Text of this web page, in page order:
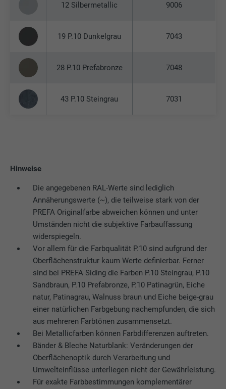
12 Silbermetallic 9006
19 P.10 Dunkelgrau 7043
28 P.10 Prefabronze 7048
43 P.10 Steingrau 7031
Hinweise
Die angegebenen RAL-Werte sind lediglich
Annäherungswerte (~), die teilweise stark von der
PREFA Originalfarbe abweichen können und unter
Umständen nicht die subjektive Farbauffassung
widerspiegeln.
Vor allem für die Farbqualität P.10 sind aufgrund der
Oberflächenstruktur kaum Werte definierbar. Ferner
sind bei PREFA Siding die Farben P.10 Steingrau, P.10
Sandbraun, P.10 Prefabronze, P.10 Patinagrün, Eiche
natur, Patinagrau, Walnuss braun und Eiche beige-grau
einer natürlichen Farbgebung nachempfunden, die sich
aus mehreren Farbtönen zusammensetzt.
Bei Metallicfarben können Farbdifferenzen auftreten.
Bänder & Bleche Naturblank: Veränderungen der
Oberflächenoptik durch Verarbeitung und
Umwelteinflüsse unterliegen nicht der Gewährleistung.
Für exakte Farbbestimmungen komplementärer